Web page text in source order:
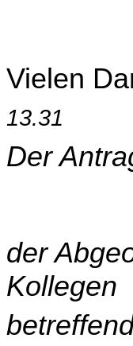
Vielen
13.31
Der
der
Kollegen